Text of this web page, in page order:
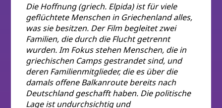
Die Hoffnung (griech. Elpida) ist für viele
geflüchtete Menschen in Griechenland alles,
was sie besitzen. Der Film begleitet zwei
Familien, die durch die Flucht getrennt
wurden. Im Fokus stehen Menschen, die in
griechischen Camps gestrandet sind, und
deren Familienmitglieder, die es über die
damals offene Balkanroute bereits nach
Deutschland geschafft haben. Die politische
Lage ist undurchsichtig und